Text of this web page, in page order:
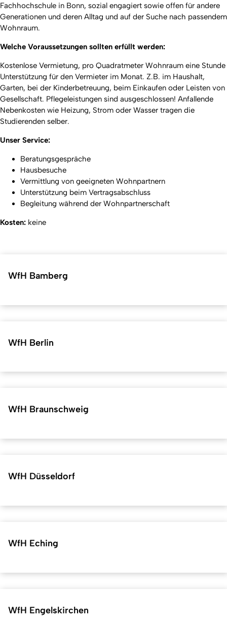
Fachhochschule in Bonn, sozial engagiert sowie offen für andere
Generationen und deren Alltag und auf der Suche nach passendem
Wohnraum.
Welche Voraussetzungen sollten erfüllt werden:
Kostenlose Vermietung, pro Quadratmeter Wohnraum eine Stunde
Unterstützung für den Vermieter im Monat. Z.B. im Haushalt,
Garten, bei der Kinderbetreuung, beim Einkaufen oder Leisten von
Gesellschaft. Pflegeleistungen sind ausgeschlossen! Anfallende
Nebenkosten wie Heizung, Strom oder Wasser tragen die
Studierenden selber.
Unser Service:
Beratungsgespräche
Hausbesuche
Vermittlung von geeigneten Wohnpartnern
Unterstützung beim Vertragsabschluss
Begleitung während der Wohnpartnerschaft
Kosten: keine
WfH Bamberg
WfH Berlin
WfH Braunschweig
WfH Düsseldorf
WfH Eching
WfH Engelskirchen